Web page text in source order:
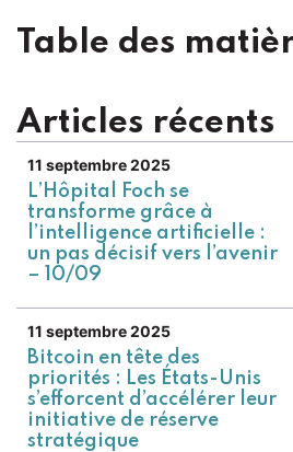
Table des
Articles récents
11 septembre 2025
L’Hôpital Foch se
transforme grâce à
l’intelligence artificielle :
un pas décisif vers l’avenir
– 10/09
11 septembre 2025
Bitcoin en tête des
priorités : Les États-Unis
s’efforcent d’accélérer leur
initiative de réserve
stratégique